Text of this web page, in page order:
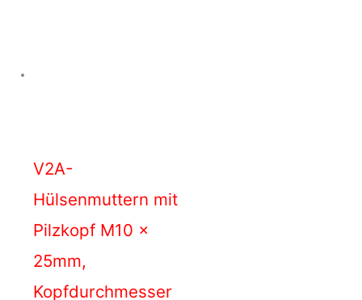
V2A-
Hülsenmuttern mit
Pilzkopf M10 x
25mm,
Kopfdurchmesser